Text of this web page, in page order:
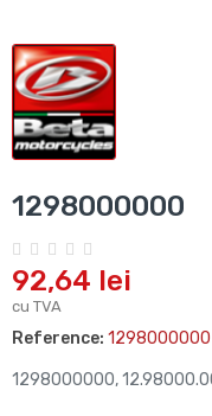
1298000000
92,64 lei
cu TVA
Reference: 1298000000
1298000000,